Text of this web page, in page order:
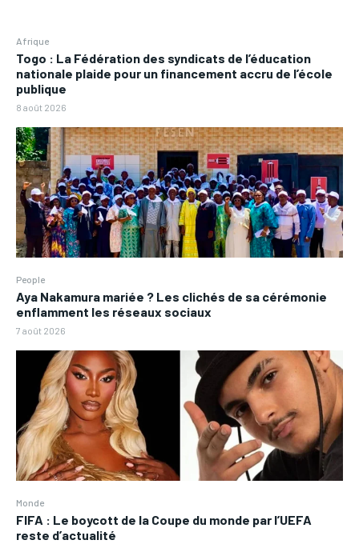
Afrique
Togo : La Fédération des syndicats de l’éducation
nationale plaide pour un financement accru de l’école
publique
8 août 2026
People
Aya Nakamura mariée ? Les clichés de sa cérémonie
enflamment les réseaux sociaux
7 août 2026
Monde
FIFA : Le boycott de la Coupe du monde par l’UEFA
reste d’actualité